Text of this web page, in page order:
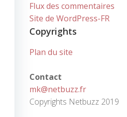
Flux des commentaires
Site de WordPress-FR
Copyrights
Plan du site
Contact
mk@netbuzz.fr
Copyrights Netbuzz 2019